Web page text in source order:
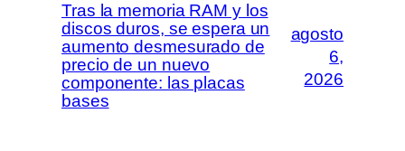
Tras la memoria RAM y los
discos duros, se espera un
aumento desmesurado de
precio de un nuevo
componente: las placas
bases
agosto
6,
2026